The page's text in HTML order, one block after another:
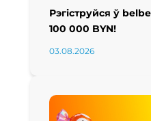
Рэгіструйся ў
100 000 BYN!
03.08.2026